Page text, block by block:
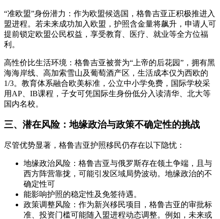
“准欧盟”身份潜力：作为欧盟候选国，格鲁吉亚正积极推进入
盟进程。若未来成功加入欧盟，护照含金量将飙升，申请人可
提前锁定欧盟公民权益，享受教育、医疗、就业等全方位福
利。
高性价比生活环境：格鲁吉亚被誉为“上帝的后花园”，拥有黑
海海岸线、高加索雪山及葡萄酒产区，生活成本仅为西欧的
1/3。教育体系融合欧美标准，公立中小学免费，国际学校采
用AP、IB课程，子女可凭国际生身份低分入读清华、北大等
国内名校。
三、潜在风险：地缘政治与政策不确定性的挑战
尽管优势显著，格鲁吉亚护照移民仍存在以下隐忧：
地缘政治风险：格鲁吉亚与俄罗斯存在领土争端，且与
西方阵营靠拢，可能引发区域局势波动。地缘政治的不
确定性可
能影响护照的稳定性及免签待遇。
政策调整风险：作为新兴移民项目，格鲁吉亚的审批标
准、投资门槛可能随入盟进程动态调整。例如，未来或